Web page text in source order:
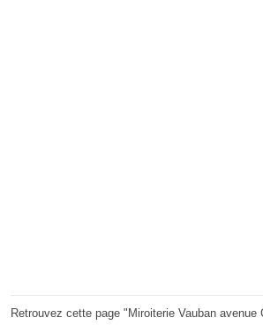
Retrouvez cette page "Miroiterie Vauban avenue